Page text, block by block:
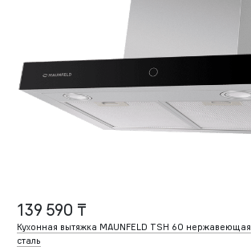
139 590 ₸
Кухонная вытяжка MAUNFELD TSH 60 нержавеющая
сталь